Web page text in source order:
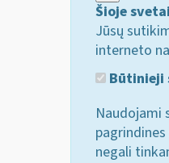
Šioje
Jūsų
interneto
Būtinieji
Naudojami
negali